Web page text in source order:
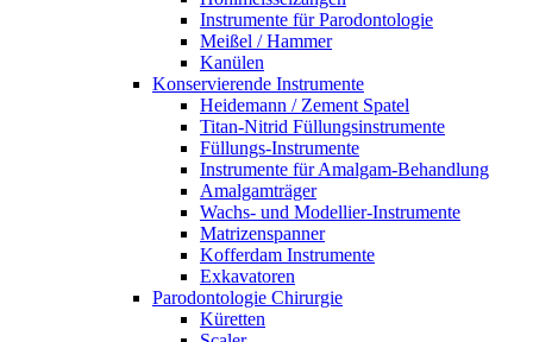
Instrumente für Parodontologie
Meißel / Hammer
Kanülen
Konservierende Instrumente
Heidemann / Zement Spatel
Titan-Nitrid Füllungsinstrumente
Füllungs-Instrumente
Instrumente für Amalgam-Behandlung
Amalgamträger
Wachs- und Modellier-Instrumente
Matrizenspanner
Kofferdam Instrumente
Exkavatoren
Parodontologie Chirurgie
Küretten